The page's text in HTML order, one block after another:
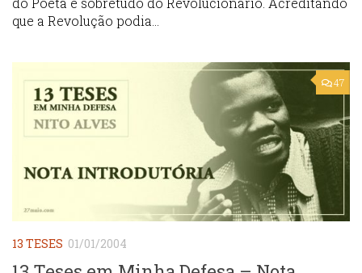
que a Revolução podia...
47
13 TESES 01/01/2004